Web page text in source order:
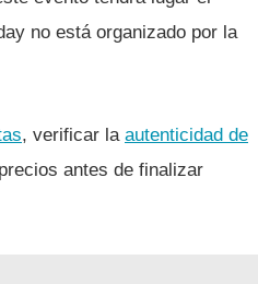
no está organizado por la
, verificar la autenticidad de
antes de finalizar